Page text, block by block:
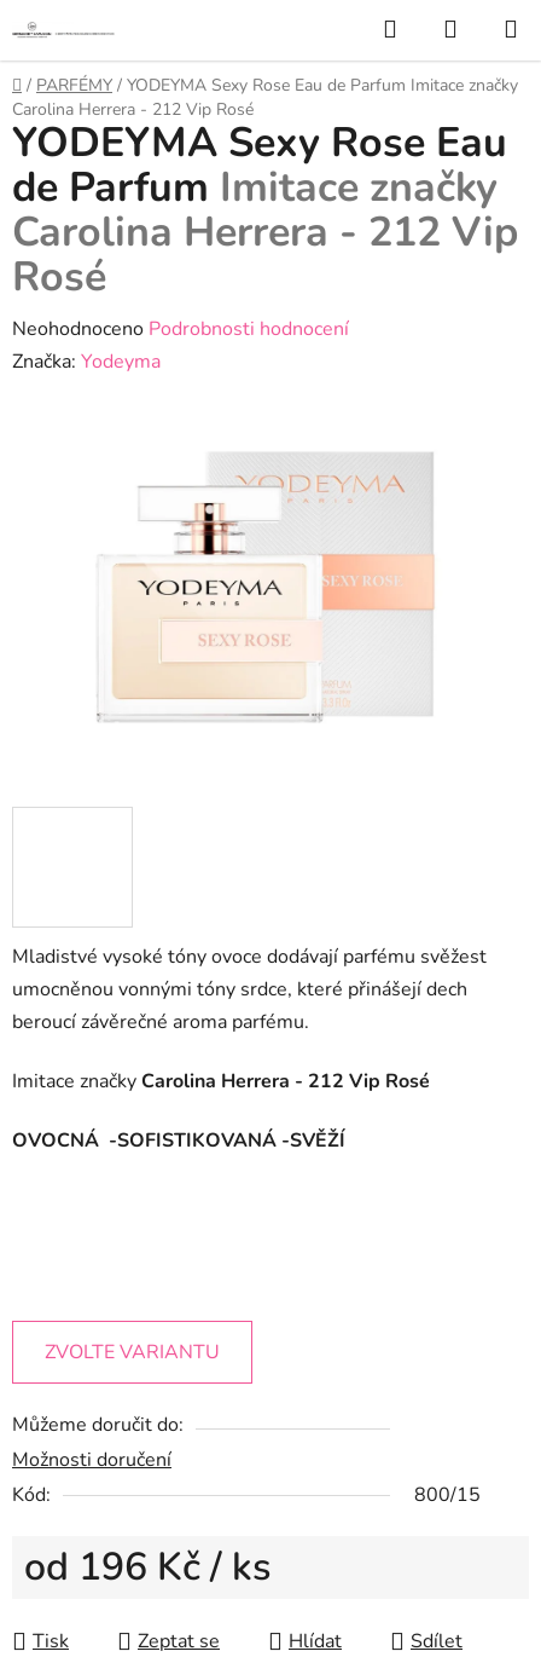
na
obsah
Hledat
KOŠÍK
Domů
/ PARFÉMY / YODEYMA Sexy Rose Eau de Parfum Imitace značky
Carolina Herrera - 212 Vip Rosé
Mladistvé vysoké tóny ovoce dodávají parfému svěžest
umocněnou vonnými tóny srdce, které přinášejí dech
beroucí závěrečné aroma parfému.
Imitace značkyCarolina Herrera - 212 Vip Rosé
OVOCNÁ -SOFISTIKOVANÁ -SVĚŽÍ
ZVOLTE VARIANTU
Můžeme doručit do:
Možnosti doručení
Kód:
800/15
od 196 Kč/ ks
Tisk
Zeptat se Hlídat Sdílet
YODEYMA Sexy Rose Eau
de Parfum Imitace značky
Carolina Herrera - 212 Vip
Rosé
Průměrné
hodnocení
Neohodnoceno Podrobnosti hodnocení
Značka: Yodeyma